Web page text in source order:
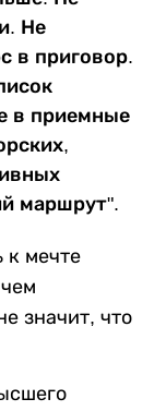
Не
в приговор.
в приемные
маршрут".
к мечте
значит, что